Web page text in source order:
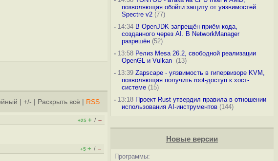
+/- Раскрыть всё RSS
+25 + / –
+5 + / –
позволяющая обойти защиту от уязвимостей
Spectre v2(77)
-14:34 В OpenJDK запрещён приём кода,
созданного через AI. В NetworkManager
разрешён(52)
-13:58 Релиз Mesa 26.2, свободной реализации
OpenGL и Vulkan (13)
-13:39 Zapscape - уязвимость в гипервизоре KVM,
позволяющая получить root-доступ к хост-
системе(15)
-13:18 Проект Rust утвердил правила в отношении
использования AI-инструментов(144)
Новые версии
Программы: